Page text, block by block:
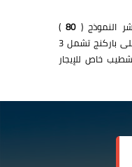
النموذج (80
)
بحري و غربي تطل على باركنج تشمل 3
تشطيب خاص للإيجار